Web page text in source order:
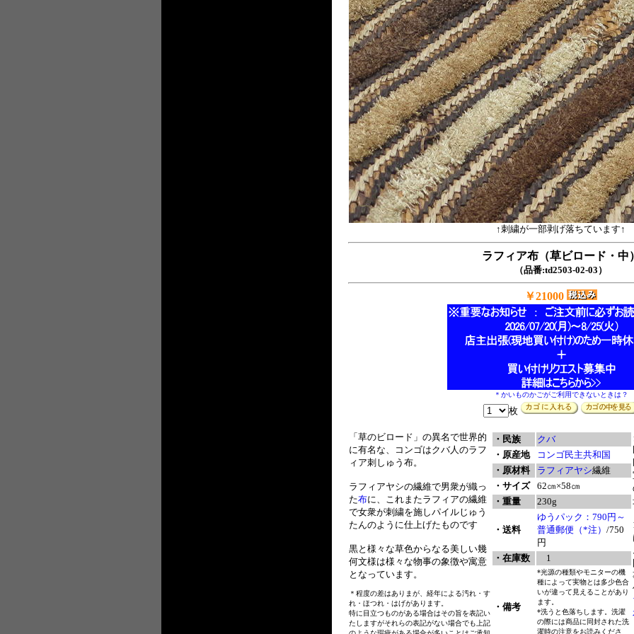
↑刺繍が一部剥げ落ちています↑
ラフィア布（草ビロード・中
（品番:td2503-02-03）
￥21000
＊かいものかごがご利用できないときは？
枚
「草のビロード」の異名で世界的
に有名な、コンゴはクバ人のラフ
ィア刺しゅう布。
ラフィアヤシの繊維で男衆が織っ
た布に、これまたラフィアの繊維
で女衆が刺繍を施しパイルじゅう
たんのように仕上げたものです
黒と様々な草色からなる美しい幾
何文様は様々な物事の象徴や寓意
となっています。
＊程度の差はありまが、経年による汚れ・す
れ・ほつれ・はげがあります。
特に目立つものがある場合はその旨を表記い
たしますがそれらの表記がない場合でも上記
・民族
クバ
・原産地
コンゴ民主共和国
・原材料
ラフィアヤシ繊維
・サイズ
62㎝×58㎝
・重量
230g
・送料
ゆうパック：790円～
普通郵便（*注） /750
円
・在庫数
1
・備考
*光源の種類やモニターの機
種によって実物とは多少色合
いが違って見えることがあり
ます。
*洗うと色落ちします。洗濯
の際には商品に同封された洗
濯時の注意をお読みくださ